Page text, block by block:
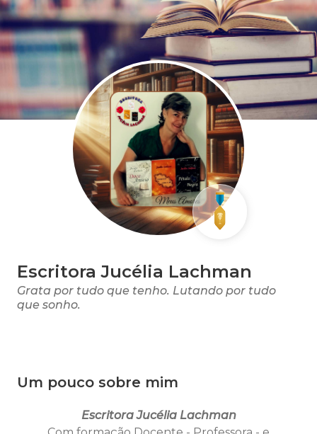
Escritora Jucélia Lachman
Grata por tudo que tenho. Lutando por tudo
que sonho.
Um pouco sobre mim
Escritora Jucélia Lachman